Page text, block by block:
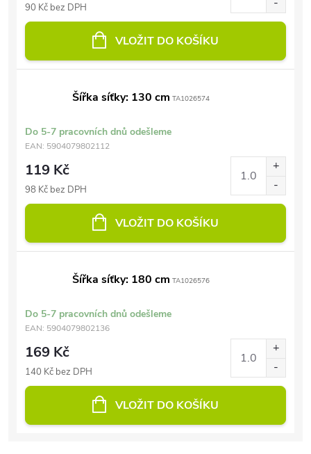
90 Kč bez DPH
VLOŽIT DO KOŠÍKU
Šířka síťky: 130 cm TA1026574
Do 5-7 pracovních dnů odešleme
EAN: 5904079802112
119 Kč
98 Kč bez DPH
VLOŽIT DO KOŠÍKU
Šířka síťky: 180 cm TA1026576
Do 5-7 pracovních dnů odešleme
EAN: 5904079802136
169 Kč
140 Kč bez DPH
VLOŽIT DO KOŠÍKU